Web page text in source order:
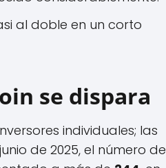
al doble en un corto
se dispara
individuales; las
de 2025, el número de